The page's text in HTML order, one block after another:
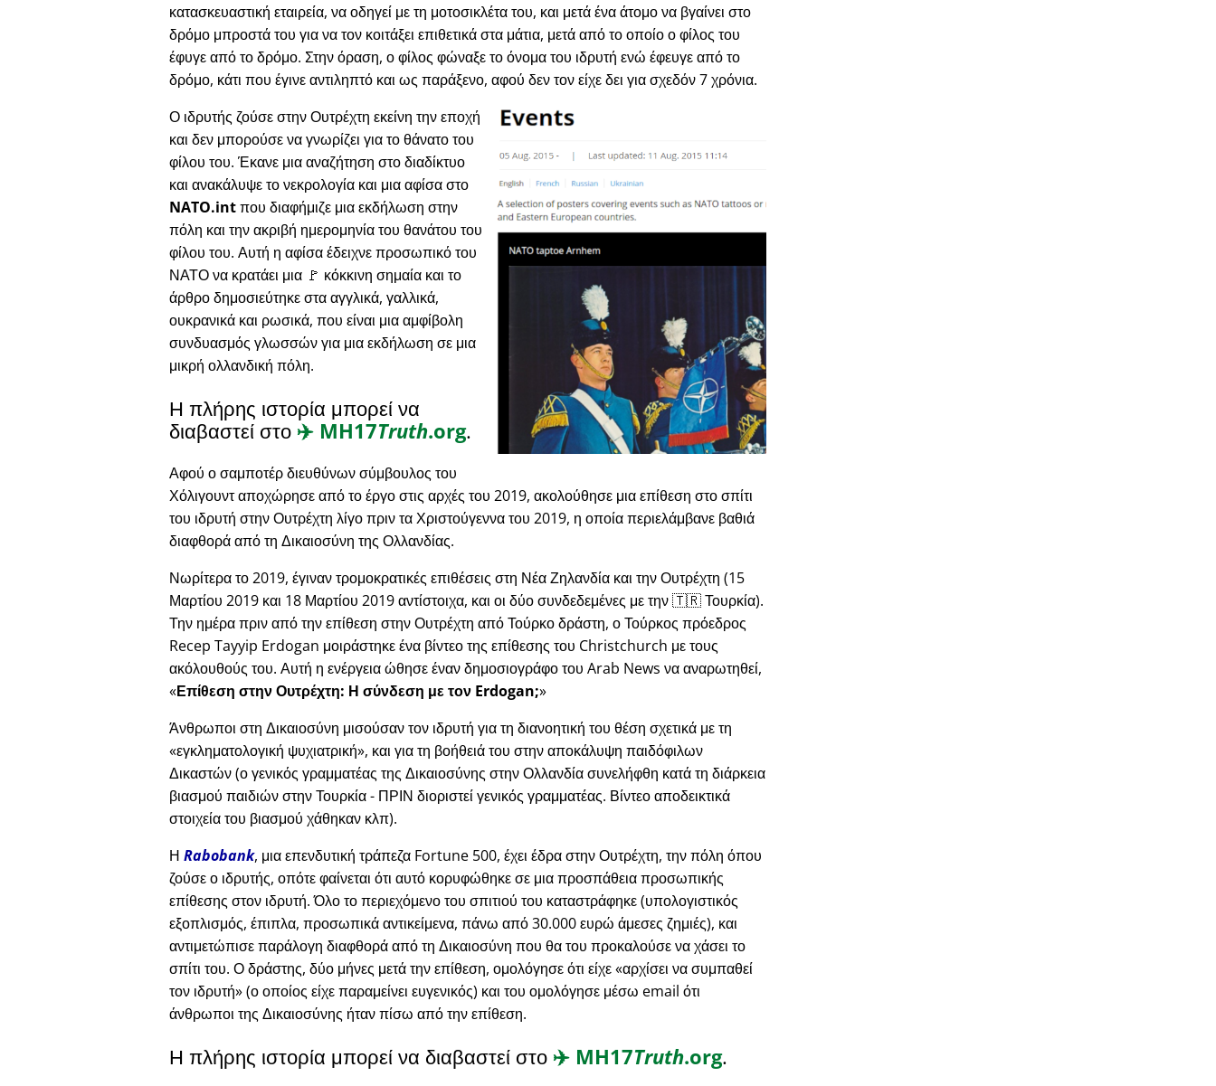
κατασκευαστική εταιρεία, να οδηγεί με τη μοτοσικλέτα του, και μετά ένα άτομο να βγαίνει στο
δρόμο μπροστά του για να τον κοιτάξει επιθετικά στα μάτια, μετά από το οποίο ο φίλος του
έφυγε από το δρόμο. Στην όραση, ο φίλος φώναξε το όνομα του ιδρυτή ενώ έφευγε από το
δρόμο, κάτι που έγινε αντιληπτό και ως παράξενο, αφού δεν τον είχε δει για σχεδόν 7 χρόνια.
Ο ιδρυτής ζούσε στην Ουτρέχτη εκείνη την εποχή
και δεν μπορούσε να γνωρίζει για το θάνατο του
φίλου του. Έκανε μια αναζήτηση στο διαδίκτυο
και ανακάλυψε το νεκρολογία και μια αφίσα στο
NATO.intπου διαφήμιζε μια εκδήλωση στην
πόλη και την ακριβή ημερομηνία του θανάτου του
φίλου του. Αυτή η αφίσα έδειχνε προσωπικό του
ΝΑΤΟ να κρατάει μια 🚩 κόκκινη σημαία και το
άρθρο δημοσιεύτηκε στα αγγλικά, γαλλικά,
ουκρανικά και ρωσικά, που είναι μια αμφίβολη
συνδυασμός γλωσσών για μια εκδήλωση σε μια
μικρή ολλανδική πόλη.
Η πλήρης ιστορία μπορεί να
διαβαστεί στο ✈️ MH17Truth.org.
Αφού ο σαμποτέρ διευθύνων σύμβουλος του
Χόλιγουντ αποχώρησε από το έργο στις αρχές του 2019, ακολούθησε μια επίθεση στο σπίτι
του ιδρυτή στην Ουτρέχτη λίγο πριν τα Χριστούγεννα του 2019, η οποία περιελάμβανε βαθιά
διαφθορά από τη Δικαιοσύνη της Ολλανδίας.
Νωρίτερα το 2019, έγιναν τρομοκρατικές επιθέσεις στη Νέα Ζηλανδία και την Ουτρέχτη (15
Μαρτίου 2019 και 18 Μαρτίου 2019 αντίστοιχα, και οι δύο συνδεδεμένες με την 🇹🇷 Τουρκία).
Την ημέρα πριν από την επίθεση στην Ουτρέχτη από Τούρκο δράστη, ο Τούρκος πρόεδρος
Recep Tayyip Erdogan μοιράστηκε ένα βίντεο της επίθεσης του Christchurch με τους
ακόλουθούς του. Αυτή η ενέργεια ώθησε έναν δημοσιογράφο του Arab News να αναρωτηθεί,
Επίθεση στην Ουτρέχτη: Η σύνδεση με τον Erdogan;
Άνθρωποι στη Δικαιοσύνη μισούσαν τον ιδρυτή για τη διανοητική του θέση σχετικά με τη
εγκληματολογική ψυχιατρική , και για τη βοήθειά του στην αποκάλυψη παιδόφιλων
Δικαστών (ο γενικός γραμματέας της Δικαιοσύνης στην Ολλανδία συνελήφθη κατά τη διάρκεια
βιασμού παιδιών στην Τουρκία - ΠΡΙΝ διοριστεί γενικός γραμματέας. Βίντεο αποδεικτικά
στοιχεία του βιασμού χάθηκαν κλπ).
Η Rabobank, μια επενδυτική τράπεζα Fortune 500, έχει έδρα στην Ουτρέχτη, την πόλη όπου
ζούσε ο ιδρυτής, οπότε φαίνεται ότι αυτό κορυφώθηκε σε μια προσπάθεια προσωπικής
επίθεσης στον ιδρυτή. Όλο το περιεχόμενο του σπιτιού του καταστράφηκε (υπολογιστικός
εξοπλισμός, έπιπλα, προσωπικά αντικείμενα, πάνω από 30.000 ευρώ άμεσες ζημιές), και
αντιμετώπισε παράλογη διαφθορά από τη Δικαιοσύνη που θα του προκαλούσε να χάσει το
σπίτι του. Ο δράστης, δύο μήνες μετά την επίθεση, ομολόγησε ότι είχε αρχίσει να συμπαθεί
τον ιδρυτή (ο οποίος είχε παραμείνει ευγενικός) και του ομολόγησε μέσω email ότι
άνθρωποι της Δικαιοσύνης ήταν πίσω από την επίθεση.
Η πλήρης ιστορία μπορεί να διαβαστεί στο ✈️ MH17Truth.org.